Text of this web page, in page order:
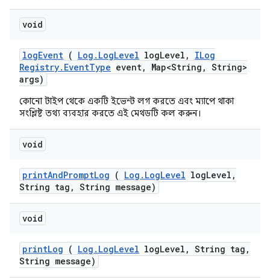
void
logEvent ( Log . LogLevel logLevel ,
ILog
Registry. EventType event, Map<String , String>
args)
কোনো টাইপ থেকে একটি ইভেন্ট লগ করতে এবং ম্যাপে থাকা
সংশ্লিষ্ট তথ্য ব্যবহার করতে এই মেথডটি কল করুন।
void
printAndPromptLog ( Log . LogLevel logLevel ,
String tag , String message)
void
printLog ( Log . LogLevel logLevel , String tag ,
String message)